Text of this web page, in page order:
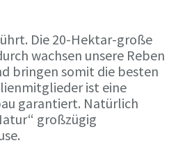
Die 20-Hektar-große
wachsen unsere Reben
bringen somit die besten
ist eine
garantiert. Natürlich
großzügig